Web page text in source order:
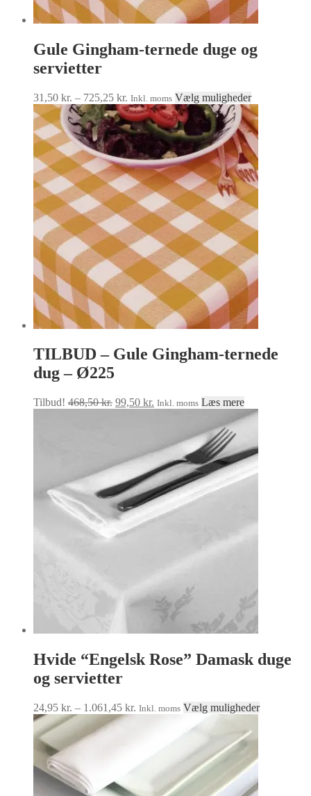
Gule Gingham-ternede duge og
servietter
31,50 kr. – 725,25 kr. Prisinterval:
31,50 kr.
til
725,25 kr.
Inkl. moms Vælg mulighederDette
vare
har
flere
varianter.
Mulighederne
kan
vælges
på
varesiden
TILBUD – Gule Gingham-ternede
dug – Ø225
Tilbud! 468,50kr. Den
468,50 kr..
99,50 kr. Den
99,50 kr..
Inkl. moms Læs mere
Hvide “Engelsk Rose” Damask duge
og servietter
24,95 kr. – 1.061,45 kr. Prisinterval:
Inkl. moms Vælg mulighederDette